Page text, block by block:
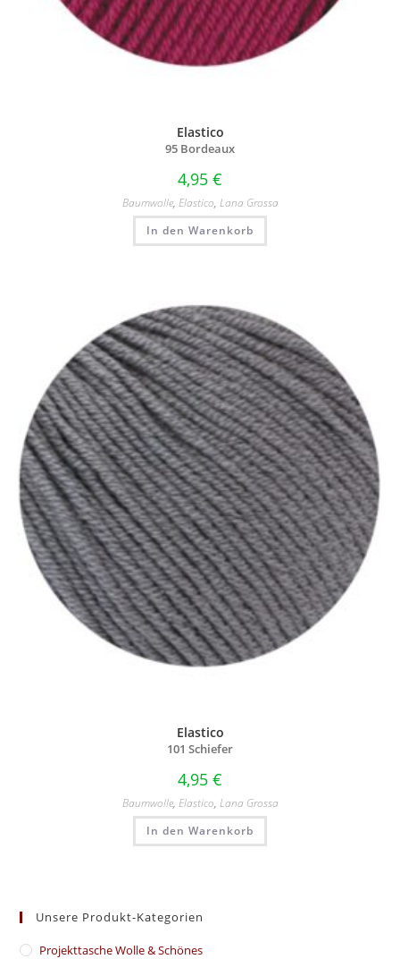
Elastico
95 Bordeaux
4,95 €
Baumwolle, Elastico, Lana Grossa
In den Warenkorb
Elastico
101 Schiefer
4,95 €
Baumwolle, Elastico, Lana Grossa
In den Warenkorb
Unsere Produkt-Kategorien
​Projekttasche Wolle & Schönes